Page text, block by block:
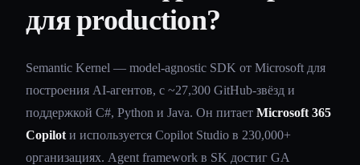
для production?
Semantic Kernel — model-agnostic SDK от Microsoft для
построения AI-агентов, с ~27,300 GitHub-звёзд и
поддержкой C#, Python и Java. Он питает Microsoft 365
Copilot и используется Copilot Studio в 230,000+
организациях. Agent framework в SK достиг GA